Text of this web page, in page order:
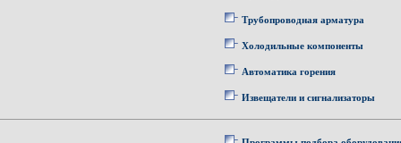
Трубопроводная арматура
Холодильные компоненты
Автоматика горения
Извещатели и сигнализаторы